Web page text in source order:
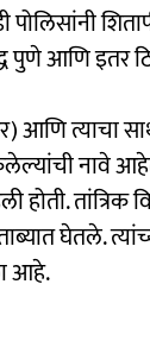
पोलिसांनी
पुणे आणि इतर
आणि त्याचा
नावे
तांत्रिक
घेतले.
आहे.